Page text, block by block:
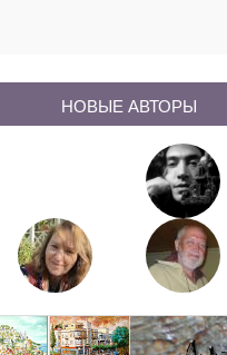
НОВЫЕ АВТОРЫ